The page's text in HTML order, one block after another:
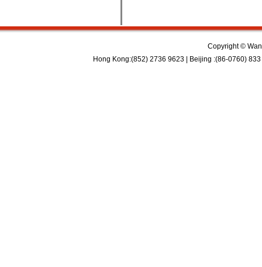
Copyright ©
Hong Kong:(852) 2736 9623 | Beijing :(86-0760)